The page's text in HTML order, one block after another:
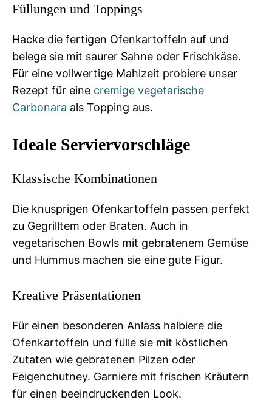
Füllungen und Toppings
Hacke die fertigen Ofenkartoffeln auf und
belege sie mit saurer Sahne oder Frischkäse.
Für eine vollwertige Mahlzeit probiere unser
Rezept für eine cremige vegetarische
Carbonara als Topping aus.
Ideale Serviervorschläge
Klassische Kombinationen
Die knusprigen Ofenkartoffeln passen perfekt
zu Gegrilltem oder Braten. Auch in
vegetarischen Bowls mit gebratenem Gemüse
und Hummus machen sie eine gute Figur.
Kreative Präsentationen
Für einen besonderen Anlass halbiere die
Ofenkartoffeln und fülle sie mit köstlichen
Zutaten wie gebratenen Pilzen oder
Feigenchutney. Garniere mit frischen Kräutern
für einen beeindruckenden Look.